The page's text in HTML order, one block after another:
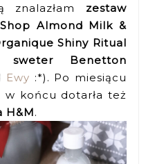
znalazłam zestaw
Almond Milk &
Shiny Ritual
sweter Benetton
Ewy :*). Po miesiącu
w końcu dotarła też
H&M.